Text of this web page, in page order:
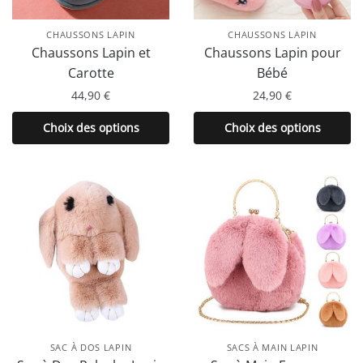
CHAUSSONS LAPIN
Chaussons Lapin et
Carotte
44,90 €
Choix des options
Ce
produit
plusieurs
variations.
Les
options
peuvent
être
choisies
sur
page
CHAUSSONS LAPIN
Chaussons Lapin pour
Bébé
24,90 €
Choix des options
Ce
produit
variations.
Les
options
peuvent
être
choisies
sur
page
SAC À DOS LAPIN SACS À MAIN LAPIN